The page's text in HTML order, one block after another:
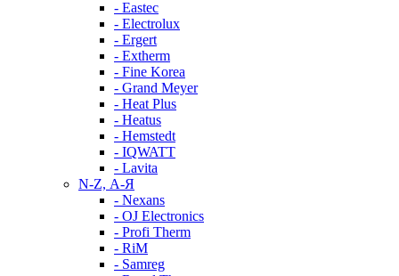
- Eastec
- Electrolux
- Ergert
- Extherm
- Fine Korea
- Grand Meyer
- Heat Plus
- Heatus
- Hemstedt
- IQWATT
- Lavita
N-Z, А-Я
- Nexans
- OJ Electronics
- Profi Therm
- RiM
- Samreg